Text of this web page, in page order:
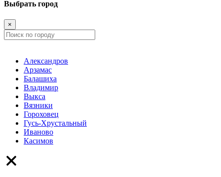
Выбрать город
×
Александров
Арзамас
Балашиха
Владимир
Выкса
Вязники
Гороховец
Гусь-Хрустальный
Иваново
Касимов